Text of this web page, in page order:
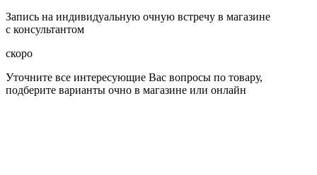
Запись на индивидуальную очную встречу в магазине
с консультантом
скоро
Уточните все интересующие Вас вопросы по товару,
подберите варианты очно в магазине или онлайн